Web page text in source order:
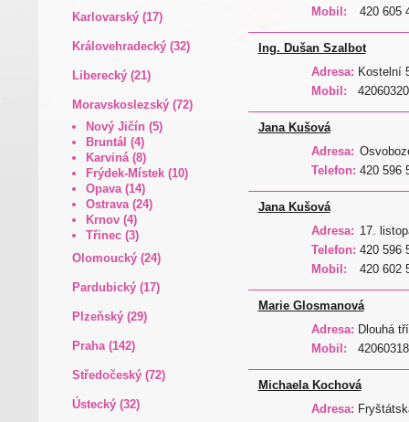
Karlovarský (17)
Královehradecký (32)
Liberecký (21)
Moravskoslezský (72)
Nový Jičín (5)
Bruntál (4)
Karviná (8)
Frýdek-Místek (10)
Opava (14)
Ostrava (24)
Krnov (4)
Třinec (3)
Olomoucký (24)
Pardubický (17)
Plzeňský (29)
Praha (142)
Středočeský (72)
Ústecký (32)
Mobil:
420 605
Ing. Dušan Szalbot
Adresa: Kostelní
Mobil:
Jana Kušová
Adresa:
Telefon: 420 596
Jana Kušová
Adresa: 17.
Telefon: 420 596
Mobil:
420 602
Marie Glosmanová
Adresa: Dlouhá
Mobil:
Michaela Kochová
Adresa: